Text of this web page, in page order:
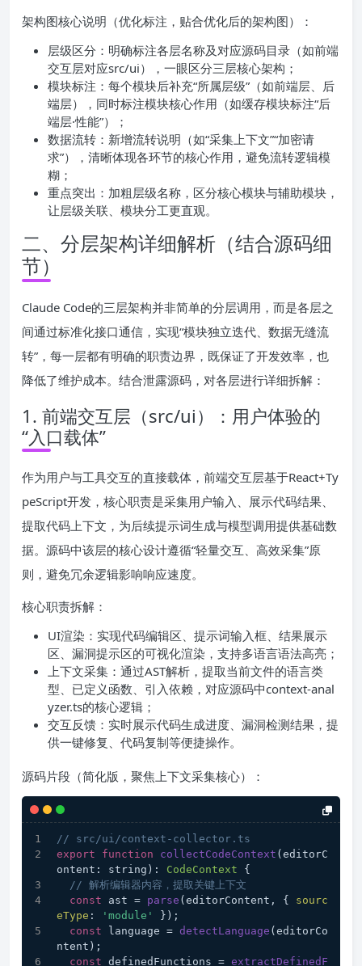
架构图核心说明（优化标注，贴合优化后的架构图）：
层级区分：明确标注各层名称及对应源码目录（如前端
交互层对应src/ui），一眼区分三层核心架构；
模块标注：每个模块后补充“所属层级”（如前端层、后
端层），同时标注模块核心作用（如缓存模块标注“后
端层·性能”）；
数据流转：新增流转说明（如“采集上下文”“加密请
求”），清晰体现各环节的核心作用，避免流转逻辑模
糊；
重点突出：加粗层级名称，区分核心模块与辅助模块，
让层级关联、模块分工更直观。
二、分层架构详细解析（结合源码细
节）
Claude Code的三层架构并非简单的分层调用，而是各层之
间通过标准化接口通信，实现“模块独立迭代、数据无缝流
转”，每一层都有明确的职责边界，既保证了开发效率，也
降低了维护成本。结合泄露源码，对各层进行详细拆解：
1. 前端交互层（src/ui）：用户体验的
“入口载体”
作为用户与工具交互的直接载体，前端交互层基于React+Ty
peScript开发，核心职责是采集用户输入、展示代码结果、
提取代码上下文，为后续提示词生成与模型调用提供基础数
据。源码中该层的核心设计遵循“轻量交互、高效采集”原
则，避免冗余逻辑影响响应速度。
核心职责拆解：
UI渲染：实现代码编辑区、提示词输入框、结果展示
区、漏洞提示区的可视化渲染，支持多语言语法高亮；
上下文采集：通过AST解析，提取当前文件的语言类
型、已定义函数、引入依赖，对应源码中context-anal
yzer.ts的核心逻辑；
交互反馈：实时展示代码生成进度、漏洞检测结果，提
供一键修复、代码复制等便捷操作。
源码片段（简化版，聚焦上下文采集核心）：
// src/ui/context-collector.ts
export
function collectCodeContext ( editorC
ontent: string ): CodeContext {
// 解析编辑器内容，提取关键上下文
const ast = parse (editorContent, { sourc
eType : 'module'
});
const language = detectLanguage (editorCo
ntent);
const definedFunctions = extractDefinedF